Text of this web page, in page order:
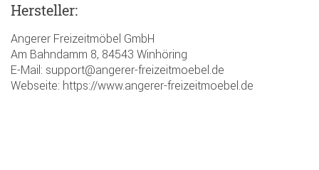
Hersteller:
Angerer Freizeitmöbel GmbH
Am Bahndamm 8, 84543 Winhöring
E-Mail: support@angerer-freizeitmoebel.de
Webseite: https://www.angerer-freizeitmoebel.de